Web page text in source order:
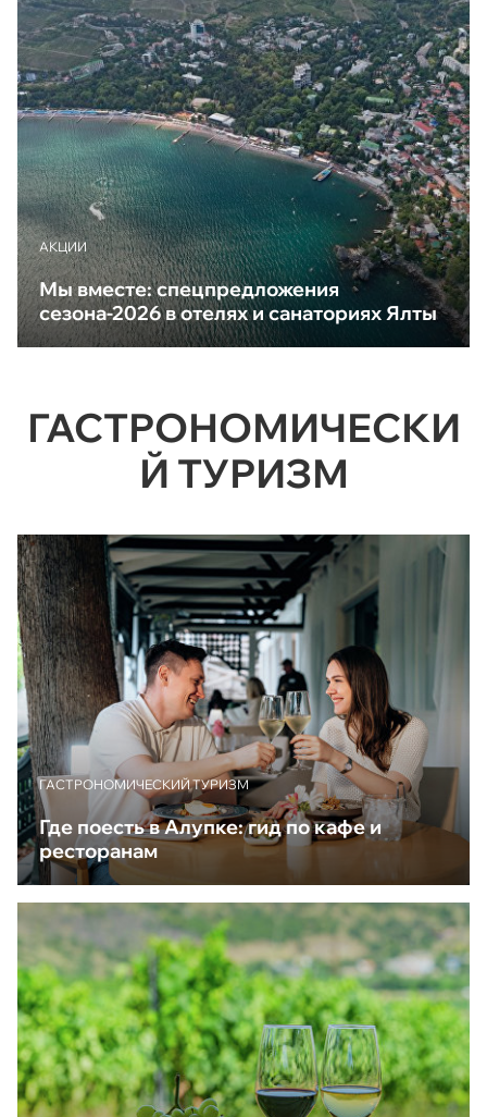
АКЦИИ
Мы вместе: спецпредложения
сезона-2026 в отелях и санаториях Ялты
ГАСТРОНОМИЧЕСКИ
Й ТУРИЗМ
ГАСТРОНОМИЧЕСКИЙ ТУРИЗМ
Где поесть в Алупке: гид по кафе и
ресторанам